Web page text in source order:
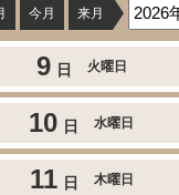
今月 来月
9 日 火曜日
10 日 水曜日
11 日 木曜日